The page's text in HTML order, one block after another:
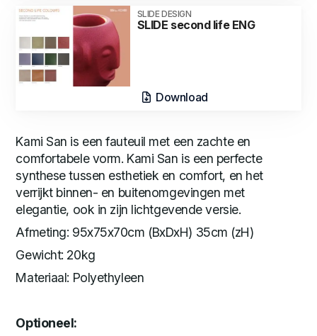
SLIDE DESIGN
SLIDE second life ENG
Download
Kami San is een fauteuil met een zachte en
comfortabele vorm. Kami San is een perfecte
synthese tussen esthetiek en comfort, en het
verrijkt binnen- en buitenomgevingen met
elegantie, ook in zijn lichtgevende versie.
Afmeting: 95x75x70cm (BxDxH) 35cm (zH)
Gewicht: 20kg
Materiaal: Polyethyleen
Optioneel: